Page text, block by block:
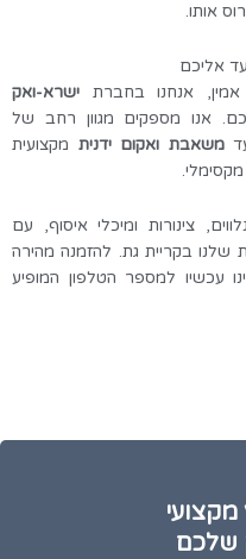
אותו.
אליכם
אנחנו בחברת ישרא-ואק
אנו מספקים מגוון רחב של
משאבת ואקום ידנית מקצועית
צינורות ומיכלי איסוף, עם
שלנו בקריית גת. להזמנה מהירה
עכשיו למספר הטלפון המופיע
מקצועי
שלכם